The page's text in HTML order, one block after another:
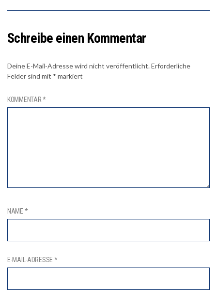
Schreibe einen Kommentar
Deine E-Mail-Adresse wird nicht veröffentlicht.Erforderliche
Felder sind mit * markiert
KOMMENTAR*
NAME *
E-MAIL-ADRESSE *